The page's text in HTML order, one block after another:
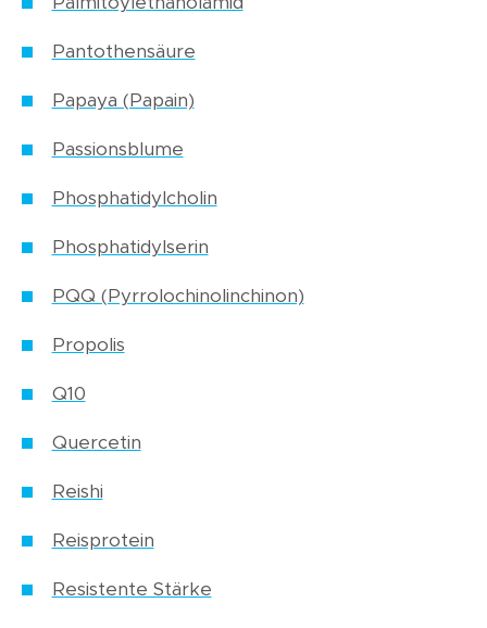
Pantothensäure
Papaya (Papain)
Passionsblume
Phosphatidylcholin
Phosphatidylserin
PQQ (Pyrrolochinolinchinon)
Propolis
Q10
Quercetin
Reishi
Reisprotein
Resistente Stärke